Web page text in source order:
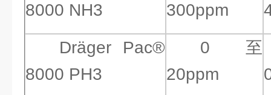
8000 NH3
300ppm
Dräger Pac®
8000 PH3
0 至
20ppm